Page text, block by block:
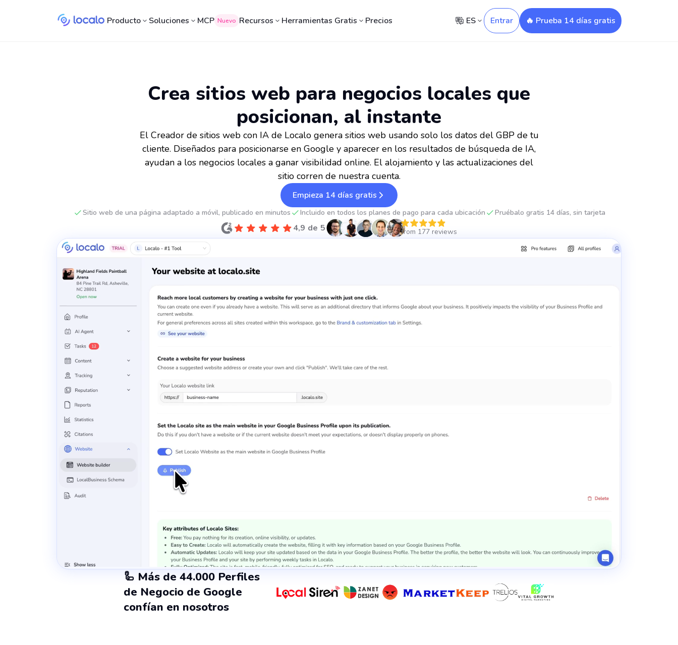
Producto Soluciones MCP Nuevo Recursos Herramientas Gratis Precios ES Entrar 🔥 Prueba 14 días gratis
Crea sitios web para negocios locales que
posicionan, al instante
El Creador de sitios web con IA de Localo genera sitios web usando solo los datos del GBP de tu
cliente. Diseñados para posicionarse en Google y aparecer en los resultados de búsqueda de IA,
ayudan a los negocios locales a ganar visibilidad online. El alojamiento y las actualizaciones del
sitio corren de nuestra cuenta.
Empieza 14 días gratis
Sitio web de una página adaptado a móvil, publicado en minutos Incluido en todos los planes de pago para cada ubicación Pruébalo gratis 14 días, sin tarjeta
4,9 de 5
🦾 Más de 44.000 Perfiles
de Negocio de Google
confían en nosotros